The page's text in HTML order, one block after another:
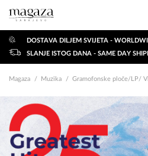
DOSTAVA DILJEM SVIJETA -
SLANJE ISTOG DANA - SAME DAY
Magaza Muzika Gramofonske ploče/LP/